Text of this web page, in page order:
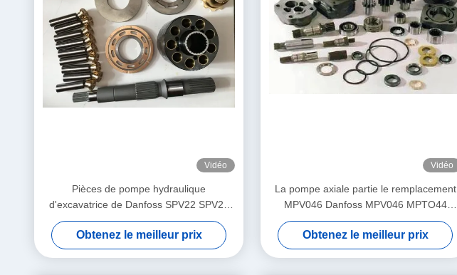
Vidéo
Pièces de pompe hydraulique
d'excavatrice de Danfoss SPV22 SPV24
pour le camion de pompe concrète
Obtenez le meilleur prix
Vidéo
La pompe axiale partie le remplacement
MPV046 Danfoss MPV046 MPTO44
MPTO35
Obtenez le meilleur prix